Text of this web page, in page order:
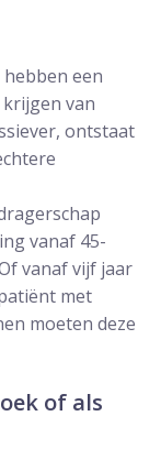
hebben een
van
ontstaat
vanaf 45-
vanaf vijf jaar
met
moeten deze
of als